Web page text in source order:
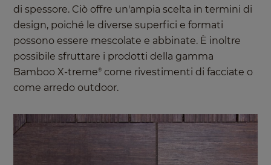
di spessore. Ciò offre un'ampia scelta in termini di
design, poiché le diverse superfici e formati
possono essere mescolate e abbinate. È inoltre
possibile sfruttare i prodotti della gamma
Bamboo X-treme® come rivestimenti di facciate o
come arredo outdoor.